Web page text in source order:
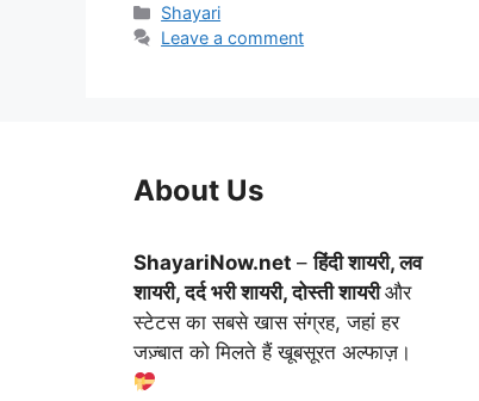
Categories
Shayari
Leave a comment
About Us
ShayariNow.net –हिंदी शायरी, लव
शायरी, दर्द भरी शायरी, दोस्ती शायरीऔर
स्टेटस का सबसे खास संग्रह, जहां हर
जज़्बात को मिलते हैं खूबसूरत अल्फाज़।